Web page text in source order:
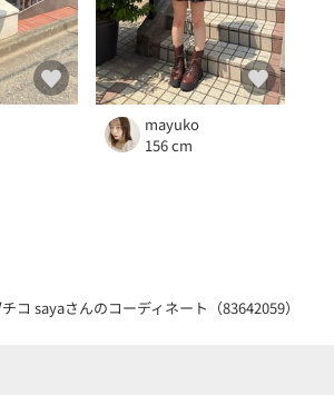
mayuko
156 cm
チコ sayaさんのコーディネート（83642059）